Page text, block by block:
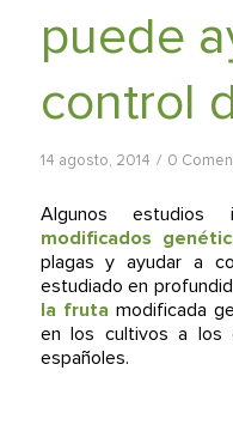
puede
control
14 agosto, 2014 / 0
Algunos
modificados
plagas y ayudar a
estudiado en
la fruta modificada
en los cultivos a los
españoles.